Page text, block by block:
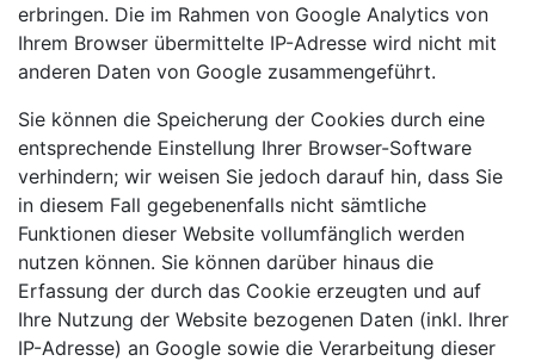
erbringen. Die im Rahmen von Google Analytics von
Ihrem Browser übermittelte IP-Adresse wird nicht mit
anderen Daten von Google zusammengeführt.
Sie können die Speicherung der Cookies durch eine
entsprechende Einstellung Ihrer Browser-Software
verhindern; wir weisen Sie jedoch darauf hin, dass Sie
in diesem Fall gegebenenfalls nicht sämtliche
Funktionen dieser Website vollumfänglich werden
nutzen können. Sie können darüber hinaus die
Erfassung der durch das Cookie erzeugten und auf
Ihre Nutzung der Website bezogenen Daten (inkl. Ihrer
IP-Adresse) an Google sowie die Verarbeitung dieser